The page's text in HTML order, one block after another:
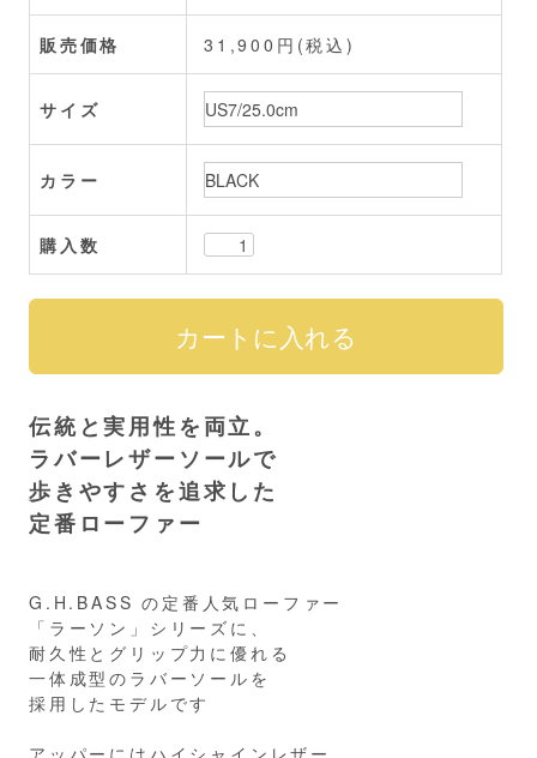
販売価格 31,900円(税込)
サイズ
カラー
購入数
伝統と実用性を両立。
ラバーレザーソールで
歩きやすさを追求した
定番ローファー
G.H.BASS の定番人気ローファー
「ラーソン」シリーズに、
耐久性とグリップ力に優れる
一体成型のラバーソールを
採用したモデルです
アッパーにはハイシャインレザー